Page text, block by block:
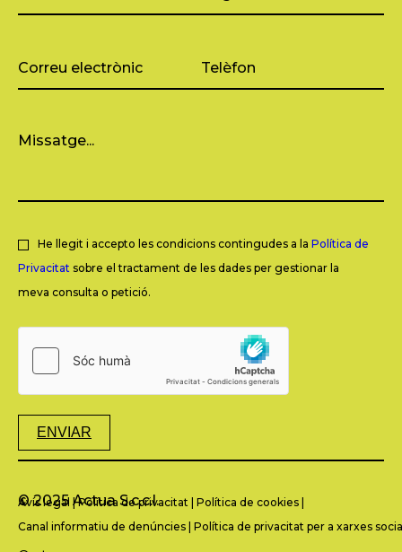
He llegit i accepto les condicions contingudes a la Política de
Privacitat sobre el tractament de les dades per gestionar la
meva consulta o petició.
ENVIAR
© 2025 Actua S.c.c.l.
Avís legal |Política de privacitat Política de cookies
Canal informatiu de denúncies Política de privacitat per a xarxes